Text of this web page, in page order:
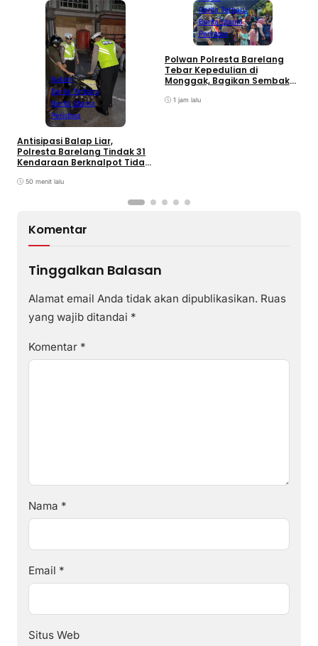
Batam
Berita Terbaru
Berita Utama
Peristiwa
Antisipasi Balap Liar,
Polresta Barelang Tindak 31
Kendaraan Berknalpot Tidak
50 menit lalu
Berita Terbaru
Berita Utama
Peristiwa
Polwan Polresta Barelang
Tebar Kepedulian di
Monggak, Bagikan Sembako
1 jam lalu
Komentar
Tinggalkan Balasan
Alamat email Anda tidak akan dipublikasikan. Ruas
yang wajib ditandai *
Komentar *
Nama *
Email *
Situs Web